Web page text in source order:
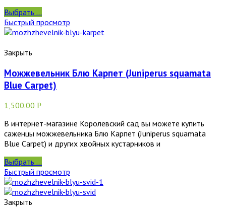
Выбрать ...
Быстрый просмотр
Закрыть
Можжевельник Блю Карпет (Juniperus squamata
Blue Carpet)
1,500.00 Р
В интернет-магазине Королевский сад вы можете купить
саженцы можжевельника Блю Карпет (Juniperus squamata
Blue Carpet) и других хвойных кустарников и
Выбрать ...
Быстрый просмотр
Закрыть